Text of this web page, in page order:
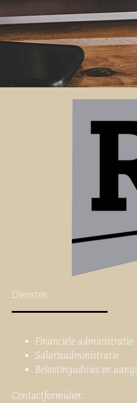
Diensten:
Financiële administratie
Salarisadministratie
Belastingadvies en
Contactformulier: